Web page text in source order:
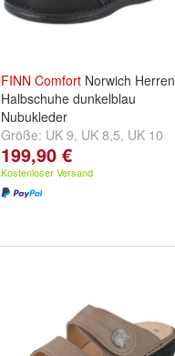
FINN Comfort Norwich Herren
Halbschuhe dunkelblau
Nubukleder
Größe: UK 9, UK 8,5, UK 10
undweitere ...
199,90 €
Kostenloser Versand